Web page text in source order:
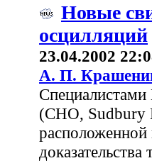
Новые
осцилляций
23.04.2002
А. П.
(СНО, Sudbury